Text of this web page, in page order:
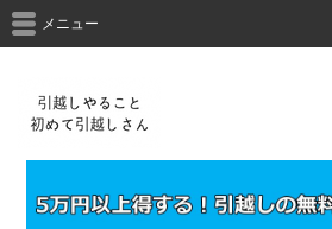
メニュー